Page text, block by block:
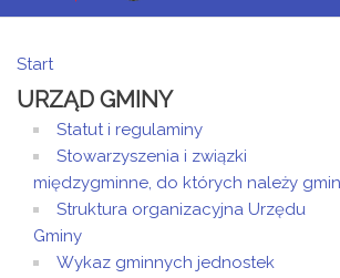
Start
URZĄD GMINY
Statut i regulaminy
Stowarzyszenia i związki
międzygminne, do których należy
Struktura organizacyjna Urzędu
Gminy
Wykaz gminnych jednostek